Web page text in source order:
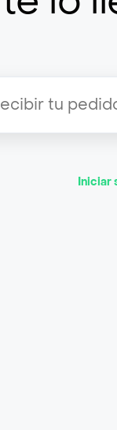
Iniciar